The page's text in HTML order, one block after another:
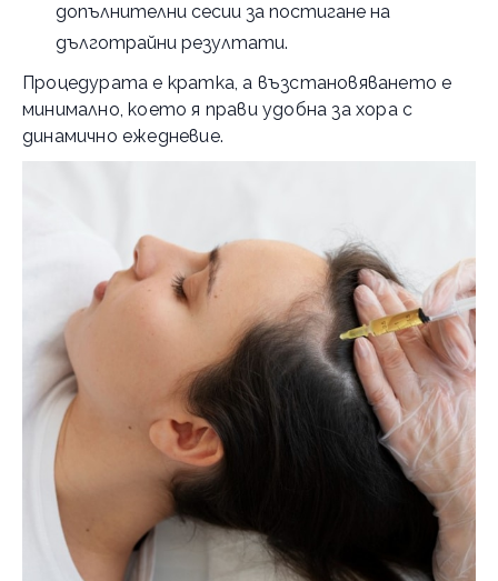
допълнителни сесии за постигане на
дълготрайни резултати.
Процедурата е кратка, а възстановяването е
минимално, което я прави удобна за хора с
динамично ежедневие.